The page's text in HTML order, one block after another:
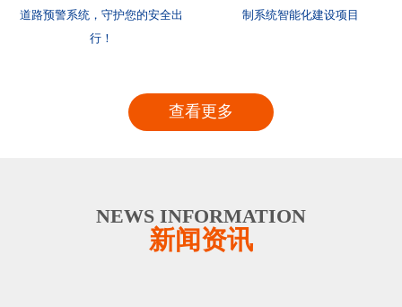
道路预警系统，守护您的安全出
行！
制系统智能化建设项目
查看更多
NEWS INFORMATION
新闻资讯